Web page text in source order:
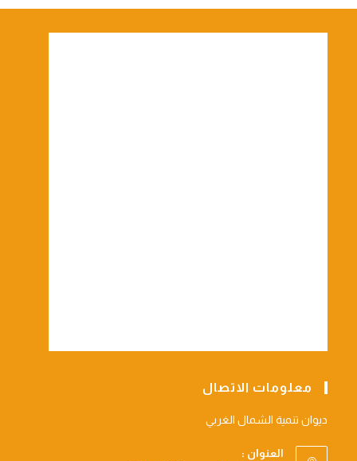
معلومات الاتصال
ديوان تنمية الشمال الغربي
العنوان :